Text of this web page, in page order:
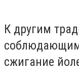
К другим
сжигание